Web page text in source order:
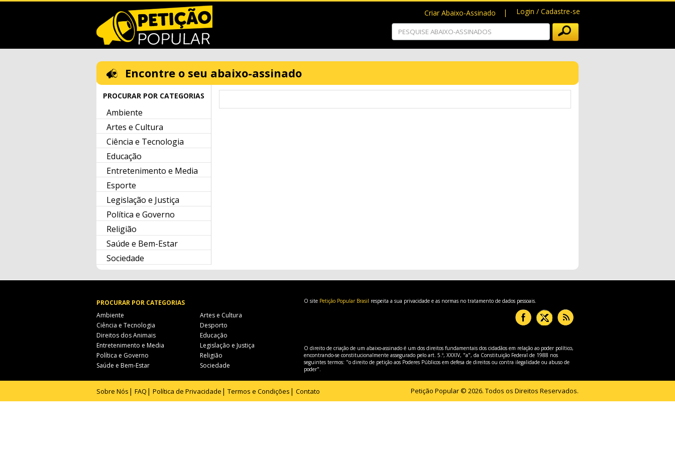
Criar Abaixo-Assinado Login / Cadastre-se
Encontre o seu abaixo-assinado
PROCURAR POR CATEGORIAS
Ambiente
Artes e Cultura
Ciência e Tecnologia
Educação
Entretenimento e Media
Esporte
Legislação e Justiça
Política e Governo
Religião
Saúde e Bem-Estar
Sociedade
PROCURAR POR CATEGORIAS
Ambiente
Artes e Cultura
Ciência e Tecnologia
Desporto
Direitos dos Animais
Educação
Entretenimento e Media
Legislação e Justiça
Política e Governo
Religião
Saúde e Bem-Estar
Sociedade
O site Petição Popular Brasil respeita a sua privacidade e as normas no tratamento de dados pessoais.
O direito de criação de um abaixo-assinado é um dos direitos fundamentais dos cidadãos em relação ao poder político,
encontrando-se constitucionalmente assegurado pelo art. 5.º, XXXIV, "a", da Constituição Federal de 1988 nos
seguintes termos: "o direito de petição aos Poderes Públicos em defesa de direitos ou contra ilegalidade ou abuso de
poder".
Sobre Nós FAQ Política de Privacidade Termos e Condições Contato Petição Popular © 2026. Todos os Direitos Reservados.